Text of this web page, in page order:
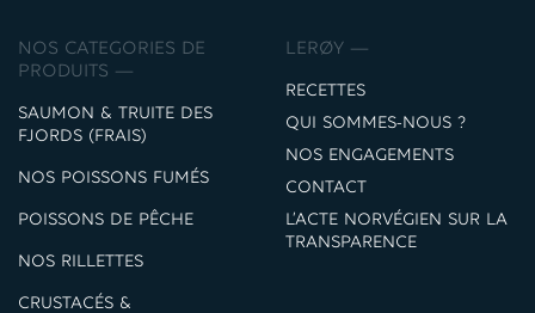
NOS CATEGORIES DE
PRODUITS —
SAUMON & TRUITE DES
FJORDS (FRAIS)
NOS POISSONS FUMÉS
POISSONS DE PÊCHE
NOS RILLETTES
CRUSTACÉS &
LERØY —
RECETTES
QUI SOMMES-NOUS ?
NOS ENGAGEMENTS
CONTACT
L’ACTE NORVÉGIEN SUR LA
TRANSPARENCE